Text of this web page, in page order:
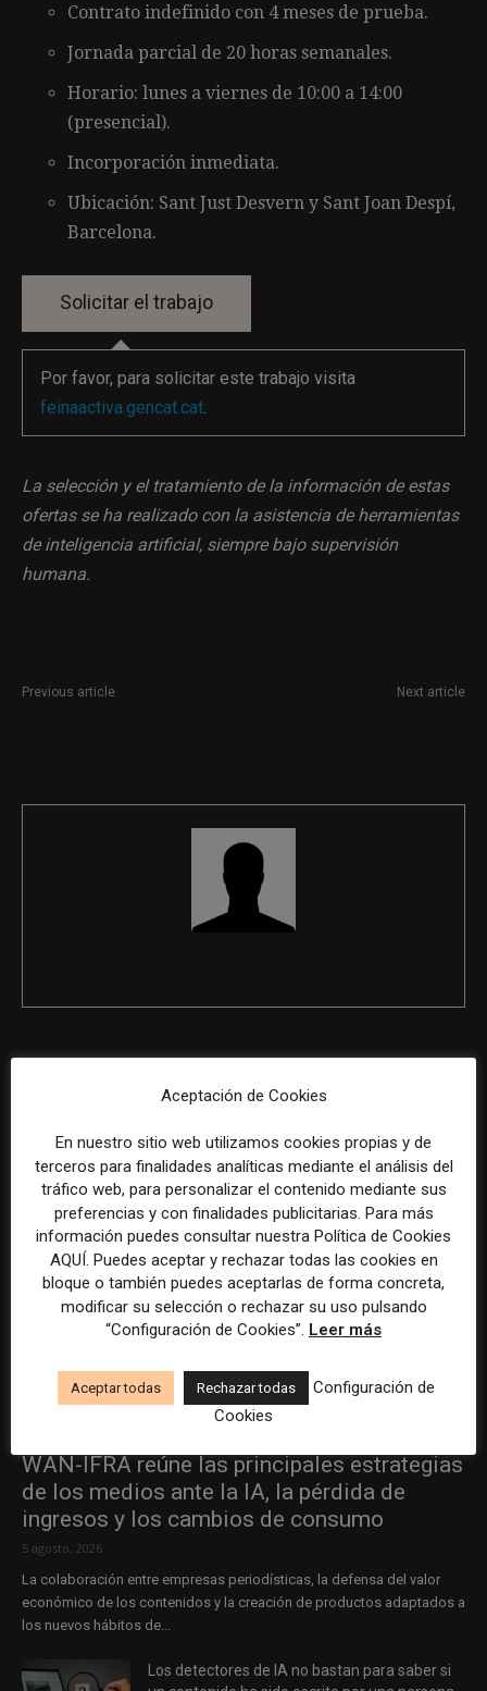
Contrato indefinido con 4 meses de prueba.
Jornada parcial de 20 horas semanales.
Horario: lunes a viernes de 10:00 a 14:00
(presencial).
Incorporación inmediata.
Ubicación: Sant Just Desvern y Sant Joan Despí,
Barcelona.
Por favor, para solicitar este trabajo visita
feinaactiva.gencat.cat.
La selección y el tratamiento de la información de estas
ofertas se ha realizado con la asistencia de herramientas
de inteligencia artificial, siempre bajo supervisión
humana.
Previous article Next article
WAN-IFRA reúne las principales estrategias
de los medios ante la IA, la pérdida de
ingresos y los cambios de consumo
5 agosto, 2026
La colaboración entre empresas periodísticas, la defensa del valor
económico de los contenidos y la creación de productos adaptados a
los nuevos hábitos de...
Los detectores de IA no bastan para saber si
Aceptación de Cookies
En nuestro sitio web utilizamos cookies propias y de
terceros para finalidades analíticas mediante el análisis del
tráfico web, para personalizar el contenido mediante sus
preferencias y con finalidades publicitarias. Para más
información puedes consultar nuestra Política de Cookies
AQUÍ. Puedes aceptar y rechazar todas las cookies en
bloque o también puedes aceptarlas de forma concreta,
modificar su selección o rechazar su uso pulsando
“Configuración de Cookies”. Leer más
Aceptar todas Rechazar todas
Configuración de
Cookies